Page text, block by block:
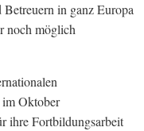
in ganz Europa
noch möglich
Oktober
ihre Fortbildungsarbeit